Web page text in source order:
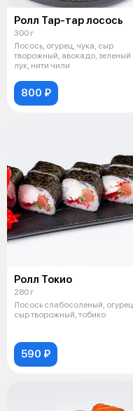
Ролл Тар-тар лосось
300 г
Лосось, огурец, чука, сыр
творожный, авокадо, зеленый
лук, нити чили
800 ₽
Ролл Токио
280 г
Лосось слабосоленый, огурец,
сыр творожный, тобико
590 ₽